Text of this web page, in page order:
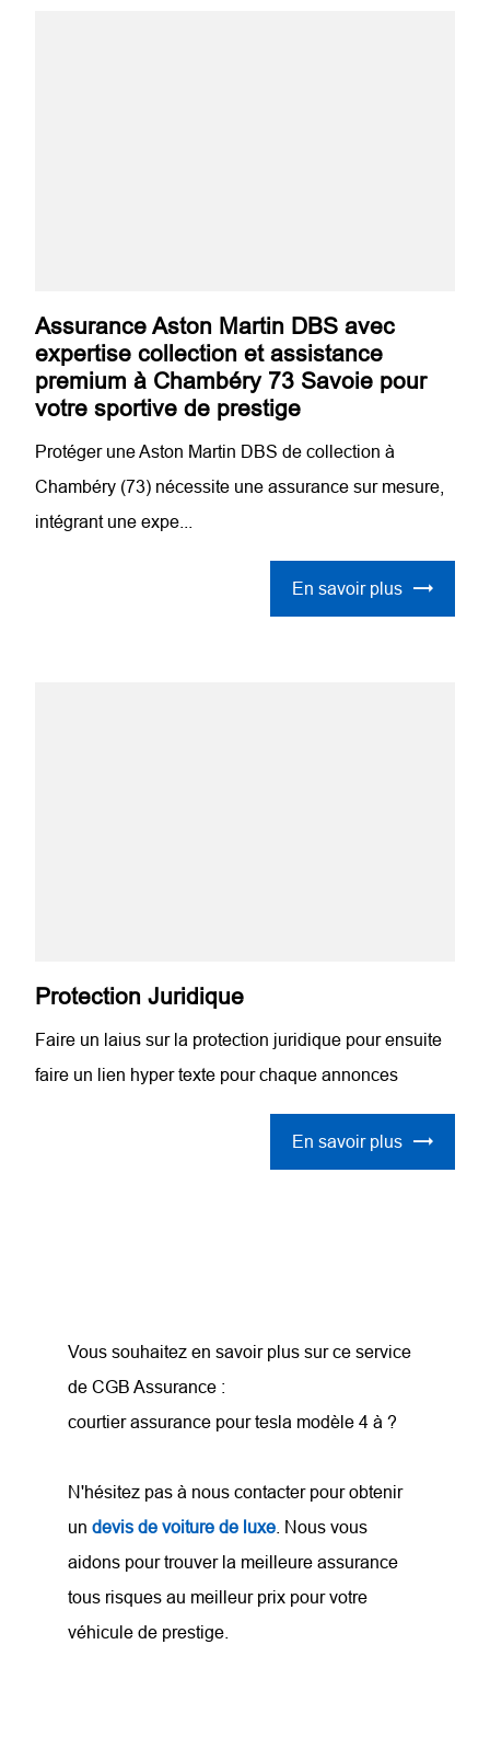
Assurance Aston Martin DBS avec
expertise collection et assistance
premium à Chambéry 73 Savoie pour
votre sportive de prestige
Protéger une Aston Martin DBS de collection à
Chambéry (73) nécessite une assurance sur mesure,
intégrant une expe...
En savoir plus
Protection Juridique
Faire un laius sur la protection juridique pour ensuite
faire un lien hyper texte pour chaque annonces
En savoir plus
Vous souhaitez en savoir plus sur ce service
de CGB Assurance :
courtier assurance pour tesla modèle 4 à ?
N'hésitez pas à nous contacter pour obtenir
undevis de voiture de luxe . Nous vous
aidons pour trouver la meilleure assurance
tous risques au meilleur prix pour votre
véhicule de prestige.